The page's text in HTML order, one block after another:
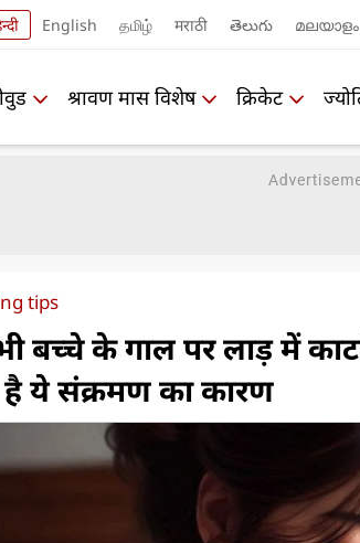
English தமிழ் मराठी తెలుగు മലയാളം
श्रावण मास विशेष क्रिकेट
tips
बच्चे के गाल पर लाड़ में
ये संक्रमण का कारण